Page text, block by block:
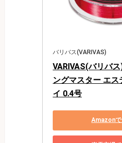
バリバス(VARIVAS)
VARIVAS(バリバ
ングマスター エ
イ 0.4号
Amazonで